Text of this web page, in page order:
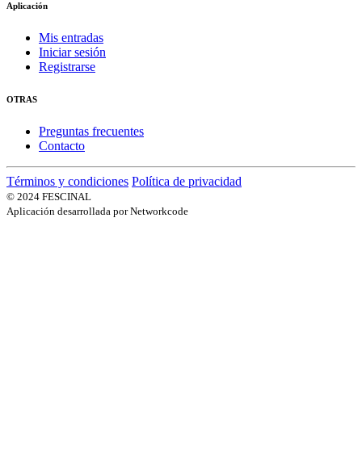
Aplicación
Mis entradas
Iniciar sesión
Registrarse
OTRAS
Preguntas frecuentes
Contacto
Términos y condiciones Política de privacidad
© 2024 FESCINAL
Aplicación desarrollada por Networkcode